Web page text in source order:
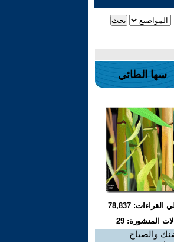
سها الطائي
القراءات: 78,837
المنشورة: 29
والصباح